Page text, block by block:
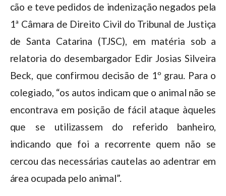
cão e teve pedidos de indenização negados pela
1ª Câmara de Direito Civil do Tribunal de Justiça
de Santa Catarina (TJSC), em matéria sob a
relatoria do desembargador Edir Josias Silveira
Beck, que confirmou decisão de 1º grau. Para o
colegiado, “os autos indicam que o animal não se
encontrava em posição de fácil ataque àqueles
que se utilizassem do referido banheiro,
indicando que foi a recorrente quem não se
cercou das necessárias cautelas ao adentrar em
área ocupada pelo animal”.